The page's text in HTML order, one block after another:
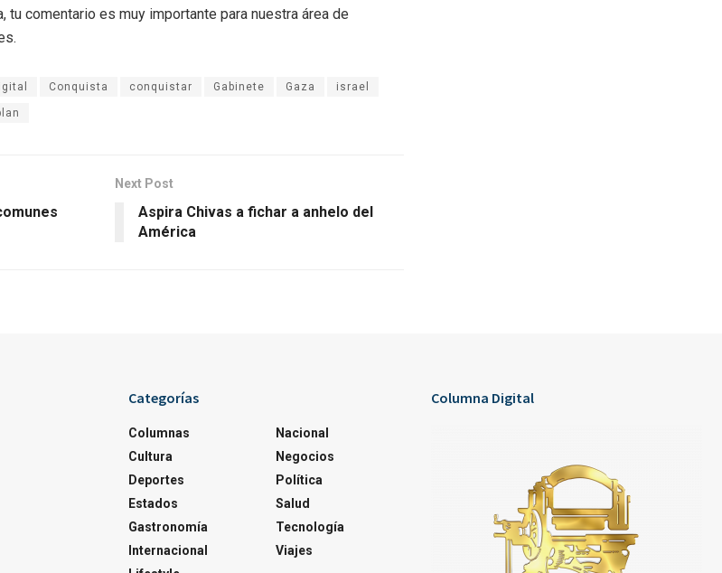
tu comentario es muy importante para nuestra área de
Conquista conquistar Gabinete Gaza israel
Next Post
Aspira Chivas a fichar a anhelo del
América
Categorías
Columnas
Cultura
Deportes
Estados
Gastronomía
Internacional
Nacional
Negocios
Política
Salud
Tecnología
Viajes
Columna Digital